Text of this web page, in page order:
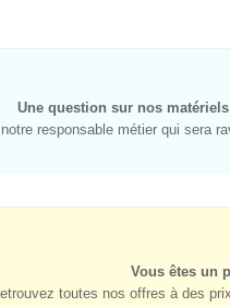
Une question sur nos
responsable métier qui sera
Vous êtes un
toutes nos offres à des